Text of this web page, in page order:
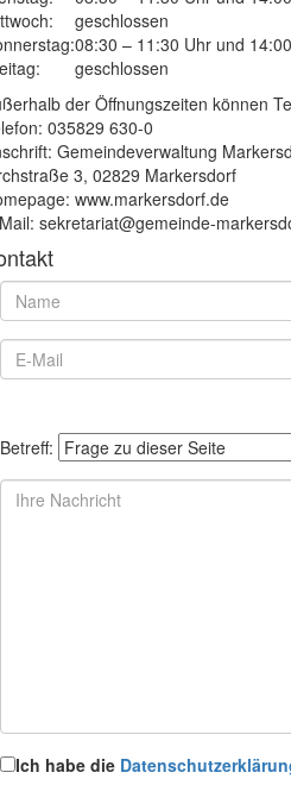
geschlossen
08:30 – 11:30 Uhr und
geschlossen
der Öffnungszeiten können
035829 630-0
Gemeindeverwaltung
3, 02829 Markersdorf
www.markersdorf.de
sekretariat@gemeinde-
Betreff:
Ich habe die